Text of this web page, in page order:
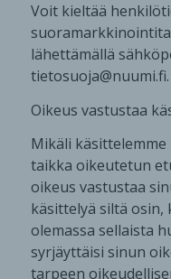
Voit kieltää
lähettämällä
tietosuoja@nuumi.fi.
Oikeus vastustaa
Mikäli
taikka oikeutetun
oikeus vastustaa
käsittelyä siltä osin,
olemassa sellaista
syrjäyttäisi sinun
tarpeen